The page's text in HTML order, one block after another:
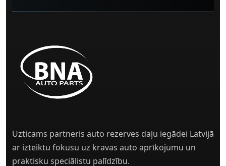
Uzticams partneris auto rezerves daļu iegādei Latvijā
ar izteiktu fokusu uz kravas auto aprīkojumu un
praktisku speciālistu palīdzību.